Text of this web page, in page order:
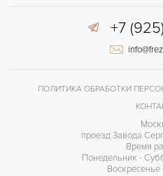
КАЛИБР/МЕХАНИЗМ +7
ПОЛИТИКА ОБРАБОТКИ
проезд Завода
Время
Понедельник -
Воскресенье